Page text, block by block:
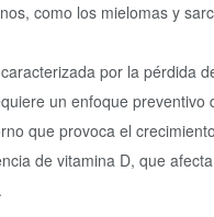
como los mielomas y
por la pérdida
un enfoque
que provoca el
de vitamina D, que